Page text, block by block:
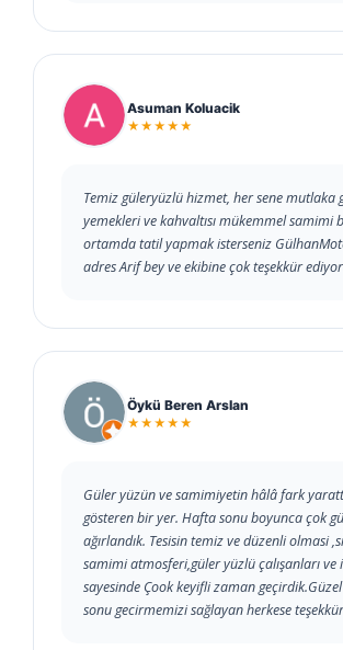
Asuman Koluacik
★★★★★
Temiz güleryüzlü hizmet, her sene mutlaka
yemekleri ve kahvaltısı mükemmel samimi
ortamda tatil yapmak isterseniz
adres Arif bey ve ekibine çok teşekkür
Öykü Beren Arslan
★★★★★
Güler yüzün ve samimiyetin hâlâ fark
gösteren bir yer. Hafta sonu boyunca çok
ağırlandık. Tesisin temiz ve düzenli olmasi
samimi atmosferi,güler yüzlü çalışanları ve
sayesinde Çook keyifli zaman
sonu gecirmemizi sağlayan herkese